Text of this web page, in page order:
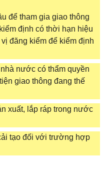
để tham gia giao thông
định có thời hạn hiệu
đăng kiểm để kiểm định
nước có thẩm quyền
giao thông đang thế
xuất, lắp ráp trong nước
tạo đối với trường hợp